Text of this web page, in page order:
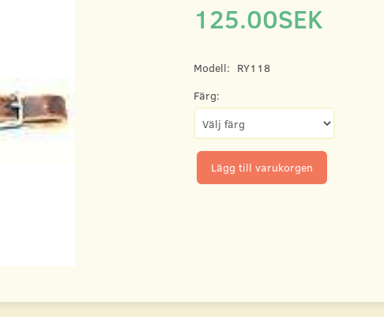
125.00SEK
Modell: RY118
Färg:
Lägg till varukorgen